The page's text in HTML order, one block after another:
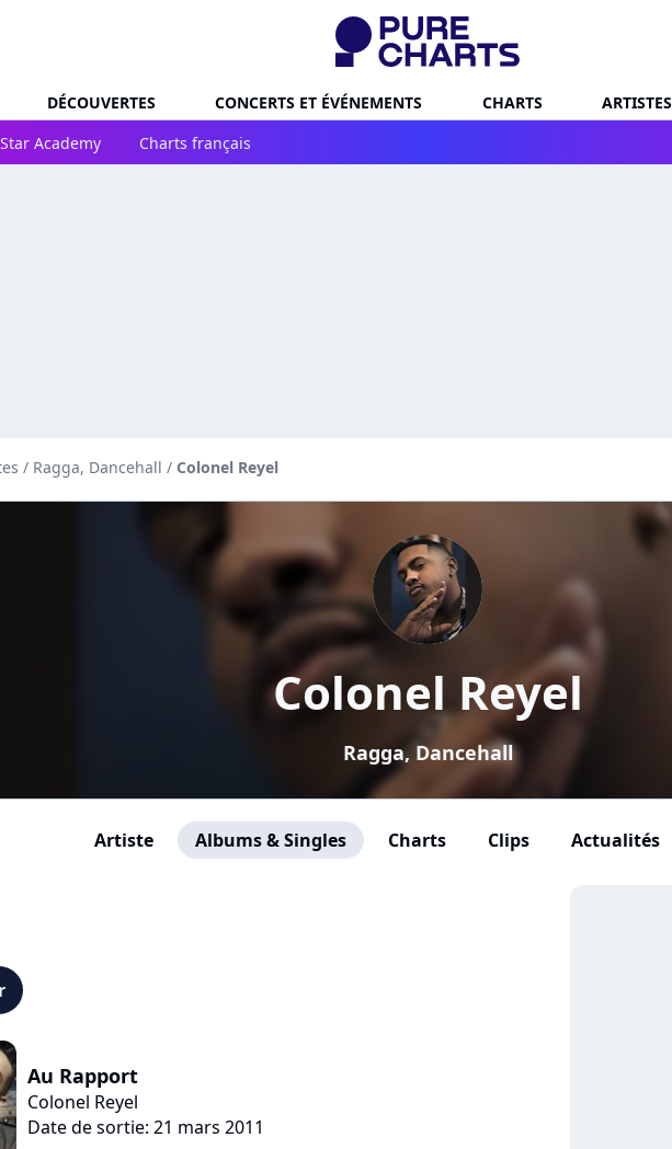
DÉCOUVERTES CONCERTS ET ÉVÉNEMENTS CHARTS ARTISTES
Star Academy Charts français
/ Ragga, Dancehall / Colonel Reyel
Colonel Reyel
Ragga, Dancehall
Artiste Albums & Singles Charts Clips Actualités
Au Rapport
Colonel Reyel
Date de sortie: 21 mars 2011